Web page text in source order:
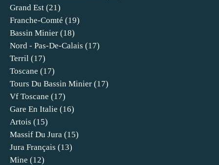
Grand Est (21)
Franche-Comté (19)
Bassin Minier (18)
Nord - Pas-De-Calais (17)
Terril (17)
Toscane (17)
Tours Du Bassin Minier (17)
Vf Toscane (17)
Gare En Italie (16)
Artois (15)
Massif Du Jura (15)
Jura Français (13)
Mine (12)